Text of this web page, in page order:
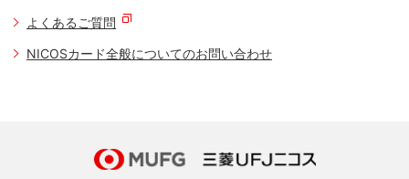
よくあるご質問
NICOSカード全般についてのお問い合わせ